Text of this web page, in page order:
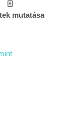
mutatása